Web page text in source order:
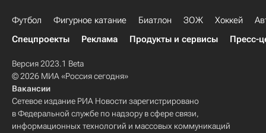
Футбол Фигурное катание Биатлон ЗОЖ Хоккей
Спецпроекты
Реклама Продукты и сервисы Пресс-
Версия 2023.1 Beta
© 2026 МИА «Россия сегодня»
Вакансии
Сетевое издание РИА Новости зарегистрировано
в Федеральной службе по надзору в сфере связи,
информационных технологий и массовых коммуникаций